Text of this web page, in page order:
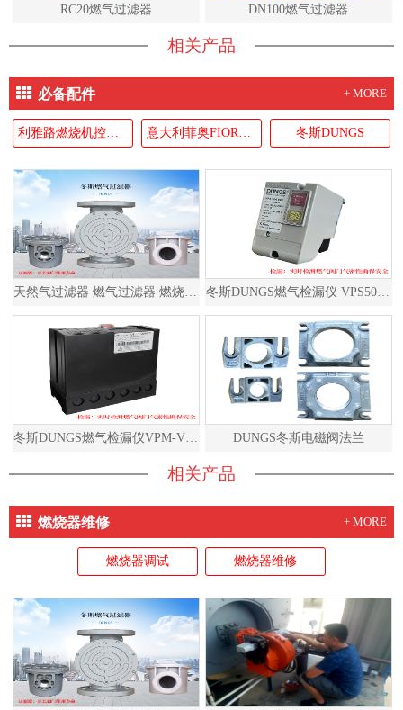
RC20燃气过滤器 DN100燃气过滤器
相关产品
必备配件 + MORE
冬斯DUNGS
DUNGS冬斯电磁阀法兰
相关产品
燃烧器维修 + MORE
燃烧器调试 燃烧器维修